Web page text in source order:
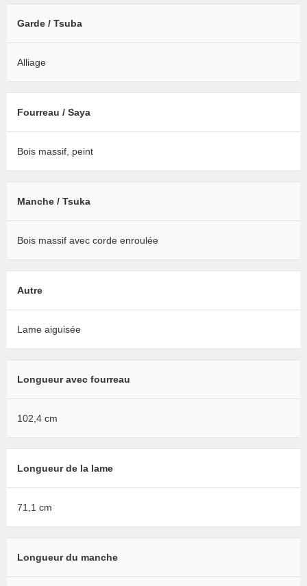
Garde / Tsuba
Alliage
Fourreau / Saya
Bois massif, peint
Manche / Tsuka
Bois massif avec corde enroulée
Autre
Lame aiguisée
Longueur avec fourreau
102,4 cm
Longueur de la lame
71,1 cm
Longueur du manche